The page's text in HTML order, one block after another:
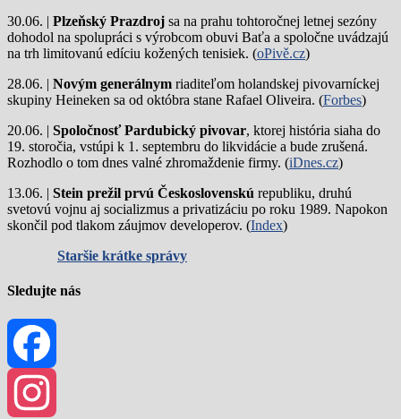
30.06. | Plzeňský Prazdroj sa na prahu tohtoročnej letnej sezóny
dohodol na spolupráci s výrobcom obuvi Baťa a spoločne uvádzajú
na trh limitovanú edíciu kožených tenisiek. (oPivě.cz)
28.06. | Novým generálnym riaditeľom holandskej pivovarníckej
skupiny Heineken sa od októbra stane Rafael Oliveira. (Forbes)
20.06. | Spoločnosť Pardubický pivovar, ktorej história siaha do
19. storočia, vstúpi k 1. septembru do likvidácie a bude zrušená.
Rozhodlo o tom dnes valné zhromaždenie firmy. (iDnes.cz)
13.06. | Stein prežil prvú Československú republiku, druhú
svetovú vojnu aj socializmus a privatizáciu po roku 1989. Napokon
skončil pod tlakom záujmov developerov. (Index)
Staršie krátke správy
Sledujte nás
Facebook